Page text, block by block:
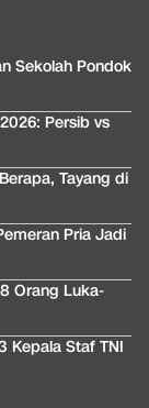
Sekolah Pondok
Persib vs
Tayang di
Pria Jadi
Orang Luka-
Kepala Staf TNI